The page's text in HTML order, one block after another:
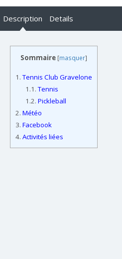
Description Details
Sommaire [masquer]
1.Tennis Club Gravelone
1.1.Tennis
1.2. Pickleball
2. Météo
3. Facebook
4. Activités liées